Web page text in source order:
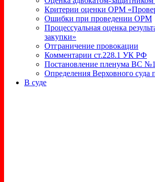
Критерии оценки ОРМ
Ошибки при проведении ОРМ
Процессуальная оценка
закупки»
Отграничение провокации
Комментарии ст.228.1 УК РФ
Постановление пленума ВС
Определения Верховного суда
В суде